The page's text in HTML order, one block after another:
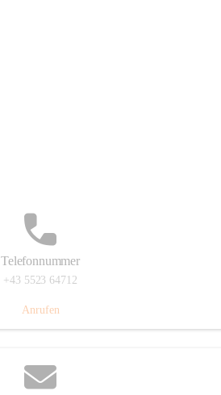
Telefonnummer
+43 5523 64712
Anrufen